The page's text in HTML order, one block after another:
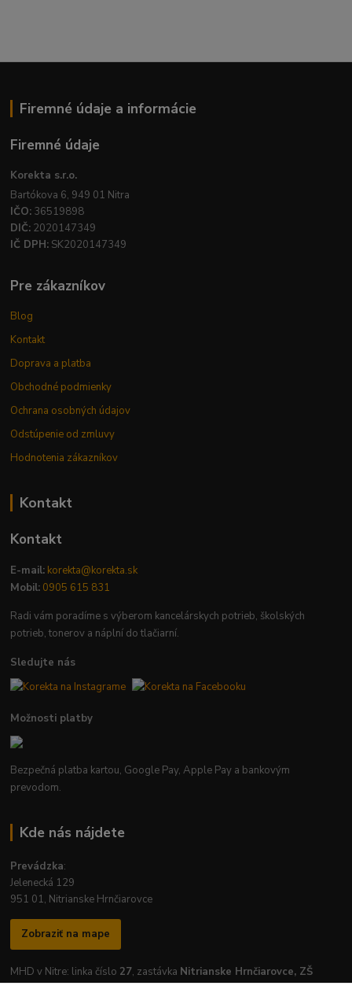
Firemné údaje a informácie
Firemné údaje
Korekta s.r.o.
Bartókova 6, 949 01 Nitra
IČO: 36519898
DIČ: 2020147349
IČ DPH: SK2020147349
Pre zákazníkov
Blog
Kontakt
Doprava a platba
Obchodné podmienky
Ochrana osobných údajov
Odstúpenie od zmluvy
Hodnotenia zákazníkov
Kontakt
Kontakt
E-mail: korekta@korekta.sk
Mobil: 0905 615 831
Radi vám poradíme s výberom kancelárskych potrieb, školských
potrieb, tonerov a náplní do tlačiarní.
Sledujte nás
Možnosti platby
Bezpečná platba kartou, Google Pay, Apple Pay a bankovým
prevodom.
Kde nás nájdete
Prevádzka:
Jelenecká 129
951 01, Nitrianske Hrnčiarovce
Zobraziť na mape
MHD v Nitre: linka číslo 27, zastávka Nitrianske Hrnčiarovce, ZŠ